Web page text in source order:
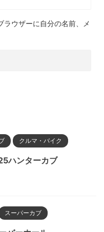
ラウザーに自分の名前、メ
クルマ・バイク
ハンターカブ
スーパーカブ